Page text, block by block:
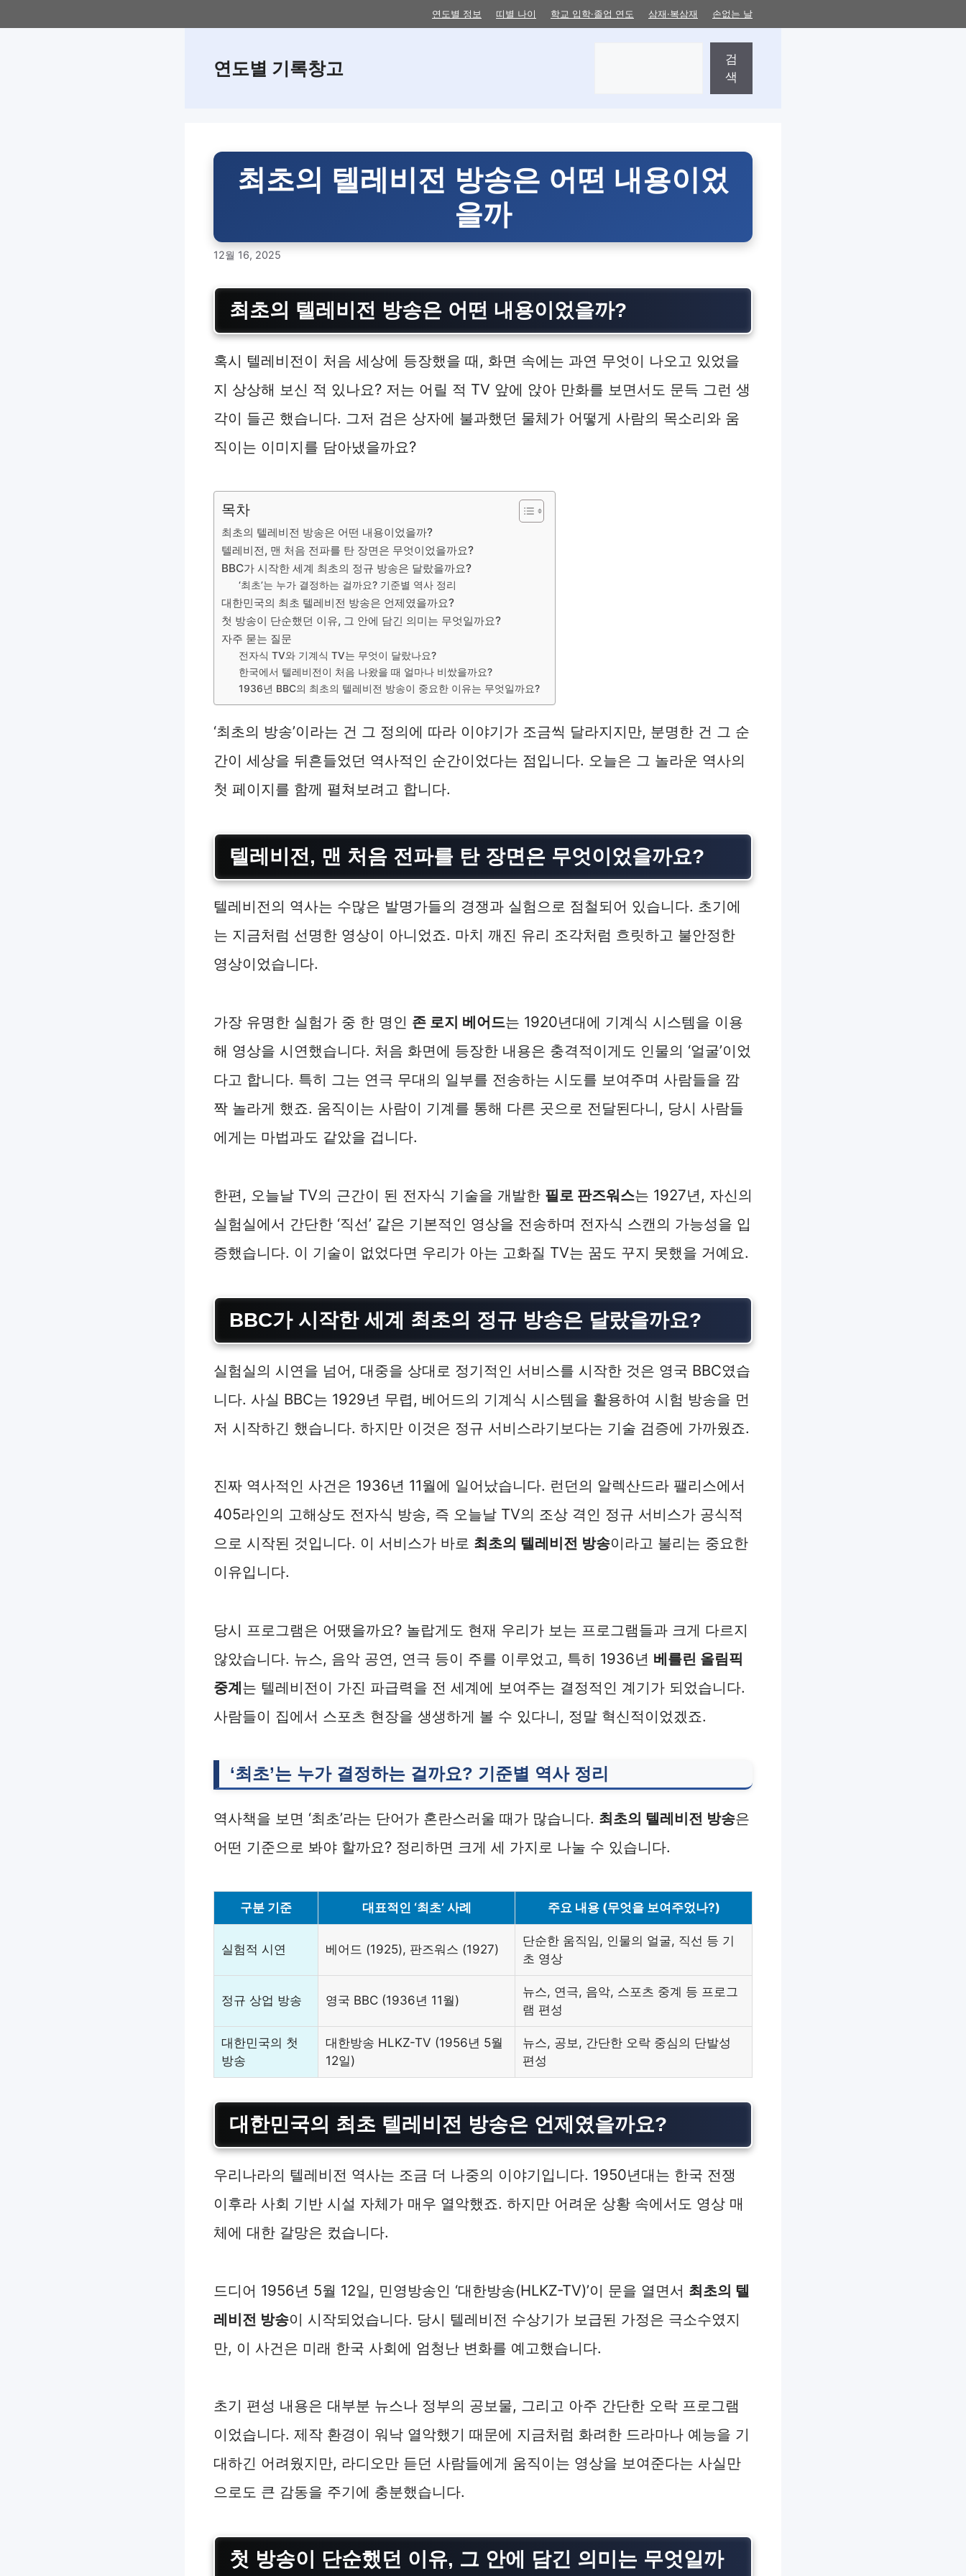
to
연도별 정보 띠별 나이 학교 입학·졸업 연도 삼재·복삼재 손없는 날
연도별 기록창고
검
색
최초의 텔레비전 방송은 어떤 내용이었
을까
12월 16, 2025
최초의 텔레비전 방송은 어떤 내용이었을까?
혹시 텔레비전이 처음 세상에 등장했을 때, 화면 속에는 과연 무엇이 나오고 있었을
지 상상해 보신 적 있나요? 저는 어릴 적 TV 앞에 앉아 만화를 보면서도 문득 그런 생
각이 들곤 했습니다. 그저 검은 상자에 불과했던 물체가 어떻게 사람의 목소리와 움
직이는 이미지를 담아냈을까요?
목차
최초의 텔레비전 방송은 어떤 내용이었을까?
텔레비전, 맨 처음 전파를 탄 장면은 무엇이었을까요?
BBC가 시작한 세계 최초의 정규 방송은 달랐을까요?
‘최초’는 누가 결정하는 걸까요? 기준별 역사 정리
대한민국의 최초 텔레비전 방송은 언제였을까요?
첫 방송이 단순했던 이유, 그 안에 담긴 의미는 무엇일까요?
자주 묻는 질문
전자식 TV와 기계식 TV는 무엇이 달랐나요?
한국에서 텔레비전이 처음 나왔을 때 얼마나 비쌌을까요?
1936년 BBC의 최초의 텔레비전 방송이 중요한 이유는 무엇일까요?
‘최초의 방송’이라는 건 그 정의에 따라 이야기가 조금씩 달라지지만, 분명한 건 그 순
간이 세상을 뒤흔들었던 역사적인 순간이었다는 점입니다. 오늘은 그 놀라운 역사의
첫 페이지를 함께 펼쳐보려고 합니다.
텔레비전, 맨 처음 전파를 탄 장면은 무엇이었을까요?
텔레비전의 역사는 수많은 발명가들의 경쟁과 실험으로 점철되어 있습니다. 초기에
는 지금처럼 선명한 영상이 아니었죠. 마치 깨진 유리 조각처럼 흐릿하고 불안정한
영상이었습니다.
가장 유명한 실험가 중 한 명인 존 로지 베어드는 1920년대에 기계식 시스템을 이용
해 영상을 시연했습니다. 처음 화면에 등장한 내용은 충격적이게도 인물의 ‘얼굴’이었
다고 합니다. 특히 그는 연극 무대의 일부를 전송하는 시도를 보여주며 사람들을 깜
짝 놀라게 했죠. 움직이는 사람이 기계를 통해 다른 곳으로 전달된다니, 당시 사람들
에게는 마법과도 같았을 겁니다.
한편, 오늘날 TV의 근간이 된 전자식 기술을 개발한 필로 판즈워스는 1927년, 자신의
실험실에서 간단한 ‘직선’ 같은 기본적인 영상을 전송하며 전자식 스캔의 가능성을 입
증했습니다. 이 기술이 없었다면 우리가 아는 고화질 TV는 꿈도 꾸지 못했을 거예요.
BBC가 시작한 세계 최초의 정규 방송은 달랐을까요?
실험실의 시연을 넘어, 대중을 상대로 정기적인 서비스를 시작한 것은 영국 BBC였습
니다. 사실 BBC는 1929년 무렵, 베어드의 기계식 시스템을 활용하여 시험 방송을 먼
저 시작하긴 했습니다. 하지만 이것은 정규 서비스라기보다는 기술 검증에 가까웠죠.
진짜 역사적인 사건은 1936년 11월에 일어났습니다. 런던의 알렉산드라 팰리스에서
405라인의 고해상도 전자식 방송, 즉 오늘날 TV의 조상 격인 정규 서비스가 공식적
으로 시작된 것입니다. 이 서비스가 바로 최초의 텔레비전 방송이라고 불리는 중요한
이유입니다.
당시 프로그램은 어땠을까요? 놀랍게도 현재 우리가 보는 프로그램들과 크게 다르지
않았습니다. 뉴스, 음악 공연, 연극 등이 주를 이루었고, 특히 1936년 베를린 올림픽
중계는 텔레비전이 가진 파급력을 전 세계에 보여주는 결정적인 계기가 되었습니다.
사람들이 집에서 스포츠 현장을 생생하게 볼 수 있다니, 정말 혁신적이었겠죠.
‘최초’는 누가 결정하는 걸까요? 기준별 역사 정리
역사책을 보면 ‘최초’라는 단어가 혼란스러울 때가 많습니다. 최초의 텔레비전 방송은
어떤 기준으로 봐야 할까요? 정리하면 크게 세 가지로 나눌 수 있습니다.
구분 기준 대표적인 ‘최초’ 사례 주요 내용 (무엇을 보여주었나?)
실험적 시연 베어드 (1925), 판즈워스 (1927)
단순한 움직임, 인물의 얼굴, 직선 등 기
초 영상
정규 상업 방송 영국 BBC (1936년 11월)
뉴스, 연극, 음악, 스포츠 중계 등 프로그
램 편성
대한민국의 첫
방송
대한방송 HLKZ-TV (1956년 5월
12일)
뉴스, 공보, 간단한 오락 중심의 단발성
편성
대한민국의 최초 텔레비전 방송은 언제였을까요?
우리나라의 텔레비전 역사는 조금 더 나중의 이야기입니다. 1950년대는 한국 전쟁
이후라 사회 기반 시설 자체가 매우 열악했죠. 하지만 어려운 상황 속에서도 영상 매
체에 대한 갈망은 컸습니다.
드디어 1956년 5월 12일, 민영방송인 ‘대한방송(HLKZ-TV)’이 문을 열면서 최초의 텔
레비전 방송이 시작되었습니다. 당시 텔레비전 수상기가 보급된 가정은 극소수였지
만, 이 사건은 미래 한국 사회에 엄청난 변화를 예고했습니다.
초기 편성 내용은 대부분 뉴스나 정부의 공보물, 그리고 아주 간단한 오락 프로그램
이었습니다. 제작 환경이 워낙 열악했기 때문에 지금처럼 화려한 드라마나 예능을 기
대하긴 어려웠지만, 라디오만 듣던 사람들에게 움직이는 영상을 보여준다는 사실만
으로도 큰 감동을 주기에 충분했습니다.
첫 방송이 단순했던 이유, 그 안에 담긴 의미는 무엇일까